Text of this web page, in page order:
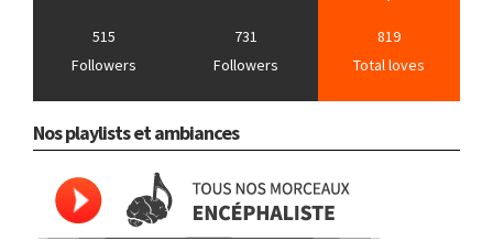
515
Followers
731
Followers
819
Total loves
Nos playlists et ambiances